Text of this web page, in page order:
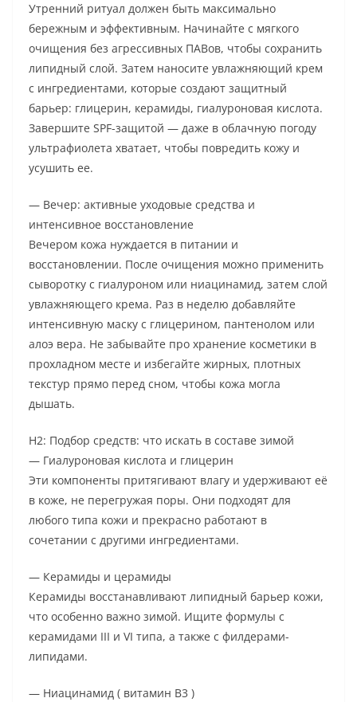
Утренний ритуал должен быть максимально
бережным и эффективным. Начинайте с мягкого
очищения без агрессивных ПАВов, чтобы сохранить
липидный слой. Затем наносите увлажняющий крем
с ингредиентами, которые создают защитный
барьер: глицерин, керамиды, гиалуроновая кислота.
Завершите SPF-защитой — даже в облачную погоду
ультрафиолета хватает, чтобы повредить кожу и
усушить ее.
— Вечер: активные уходовые средства и
интенсивное восстановление
Вечером кожа нуждается в питании и
восстановлении. После очищения можно применить
сыворотку с гиалуроном или ниацинамид, затем слой
увлажняющего крема. Раз в неделю добавляйте
интенсивную маску с глицерином, пантенолом или
алоэ вера. Не забывайте про хранение косметики в
прохладном месте и избегайте жирных, плотных
текстур прямо перед сном, чтобы кожа могла
дышать.
H2: Подбор средств: что искать в составе зимой
— Гиалуроновая кислота и глицерин
Эти компоненты притягивают влагу и удерживают её
в коже, не перегружая поры. Они подходят для
любого типа кожи и прекрасно работают в
сочетании с другими ингредиентами.
— Керамиды и церамиды
Керамиды восстанавливают липидный барьер кожи,
что особенно важно зимой. Ищите формулы с
керамидами III и VI типа, а также с филдерами-
липидами.
— Ниацинамид ( витамин B3 )